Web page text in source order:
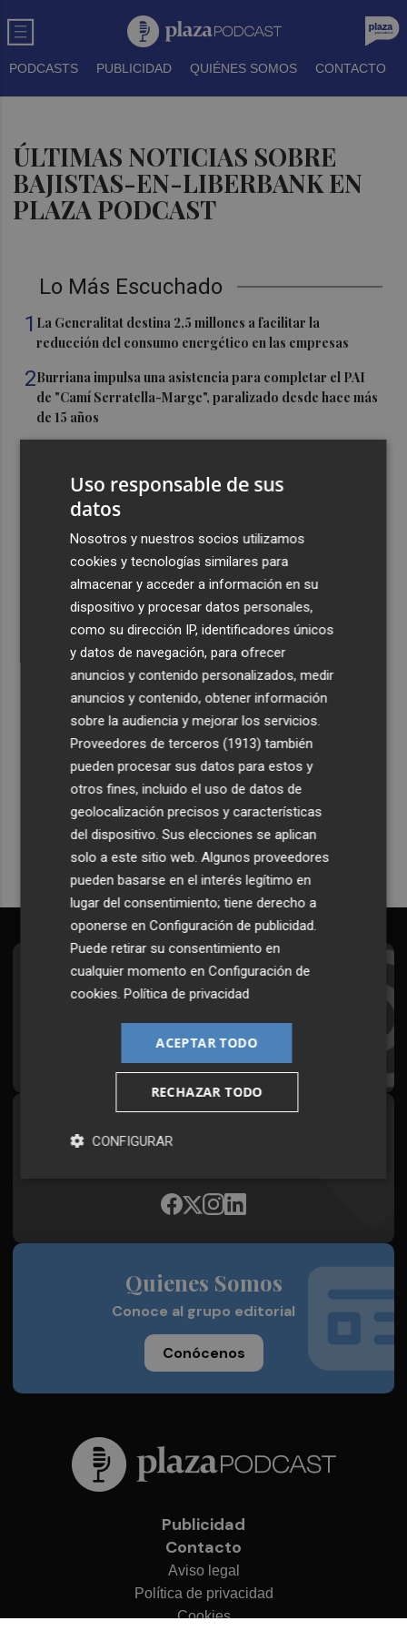
PODCASTS PUBLICIDAD QUIÉNES SOMOS CONTACTO
ÚLTIMAS NOTICIAS SOBRE
BAJISTAS-EN-LIBERBANK EN
PLAZA PODCAST
Lo Más Escuchado
1 La Generalitat destina 2,5 millones a facilitar la
reducción del consumo energético en las empresas
2Burriana impulsa una asistencia para completar el PAI
de "Camí Serratella-Marge", paralizado desde hace más
de 15 años
euros de Carrasco"
obras de reforma de la tenencia de alcaldía sur
Castelló acelera el montaje de la infraestructura en las
playas y el Planetari del eclipse para convertirlo en "un
evento histórico"
Recibe toda la actualidad de
Plaza Podcast en tu correo
Quiero suscribirme
Suscríbete al Boletín
¡Quiero suscribirme!
Síguenos en redes
Quienes Somos
Conoce al grupo editorial
Conócenos
Publicidad
Contacto
Aviso legal
Política de privacidad
Cookies
Uso responsable de sus
datos
Nosotros y nuestros socios utilizamos
cookies y tecnologías similares para
almacenar y acceder a información en su
dispositivo y procesar datos personales,
como su dirección IP, identificadores únicos
y datos de navegación, para ofrecer
anuncios y contenido personalizados, medir
anuncios y contenido, obtener información
sobre la audiencia y mejorar los servicios.
Proveedores de terceros (1913) también
pueden procesar sus datos para estos y
otros fines, incluido el uso de datos de
geolocalización precisos y características
del dispositivo. Sus elecciones se aplican
solo a este sitio web. Algunos proveedores
pueden basarse en el interés legítimo en
lugar del consentimiento; tiene derecho a
oponerse enConfiguración de publicidad.
Puede retirar su consentimiento en
cualquier momento enConfiguración de
cookies.Política de privacidad
ACEPTAR TODO
RECHAZAR TODO
CONFIGURAR